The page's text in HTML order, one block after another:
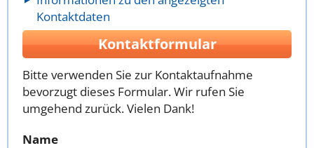
Kontaktdaten
Kontaktformular
Bitte verwenden Sie zur Kontaktaufnahme
bevorzugt dieses Formular. Wir rufen Sie
umgehend zurück. Vielen Dank!
Name